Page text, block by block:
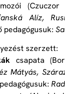
(Czuczor
Alíz,
pedagógusuk:
szerzett:
csapata
Mátyás,